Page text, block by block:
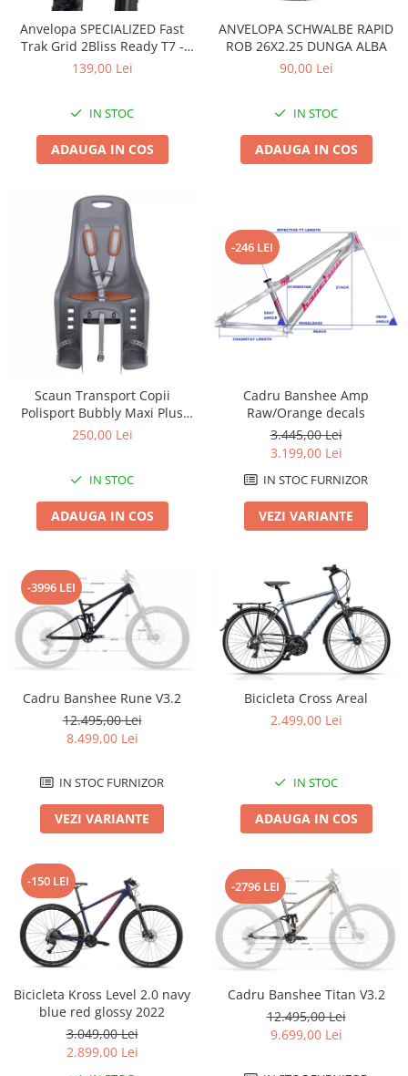
Camere
Cuvete (headset)
Frâne pe jantă
Plăcuțe frână
Piese frâne
Frâne pe disc
Furci fixe
Piese furci
Furci cu suspensie
Ghidaje și întinzătoare lanț
Ghidoane și atașabile
Jante
Manete Schimbător, Frâna, Combo
Manete frână
Manete combo
Manete schimbător
Manșoane și ghidolină
Ghidolină
Accesorii
Pedale
Pinioane
Roți spate
Accesorii roți
Roți față
Schimbătoare
Schimbătoare față
Schimbătoare spate
Piese schimbătoare
Pompe
Produse întreținere
Scule și dispozitive
Sisteme antifurt
Sonerii
Suporți și portbagaje auto
Încălțăminte
Anvelopa SPECIALIZED Fast
Trak Grid 2Bliss Ready T7 -
29x2.35 Black - Tubeless
139,00 Lei
IN STOC
ADAUGA IN COS
ANVELOPA SCHWALBE RAPID
ROB 26X2.25 DUNGA ALBA
90,00 Lei
IN STOC
ADAUGA IN COS
Scaun Transport Copii
Polisport Bubbly Maxi Plus
CFS PRINDERE pe PORTBAGAJ
250,00 Lei
IN STOC
ADAUGA IN COS
-246 LEI
Cadru Banshee Amp
Raw/Orange decals
3.445,00 Lei
3.199,00 Lei
IN STOC FURNIZOR
VEZI VARIANTE
-3996 LEI
Cadru Banshee Rune V3.2
12.495,00 Lei
8.499,00 Lei
IN STOC FURNIZOR
VEZI VARIANTE
Bicicleta Cross Areal
2.499,00 Lei
IN STOC
ADAUGA IN COS
-150 LEI
Bicicleta Kross Level 2.0 navy
blue red glossy 2022
3.049,00 Lei
2.899,00 Lei
-2796 LEI
Cadru Banshee Titan V3.2
12.495,00 Lei
9.699,00 Lei